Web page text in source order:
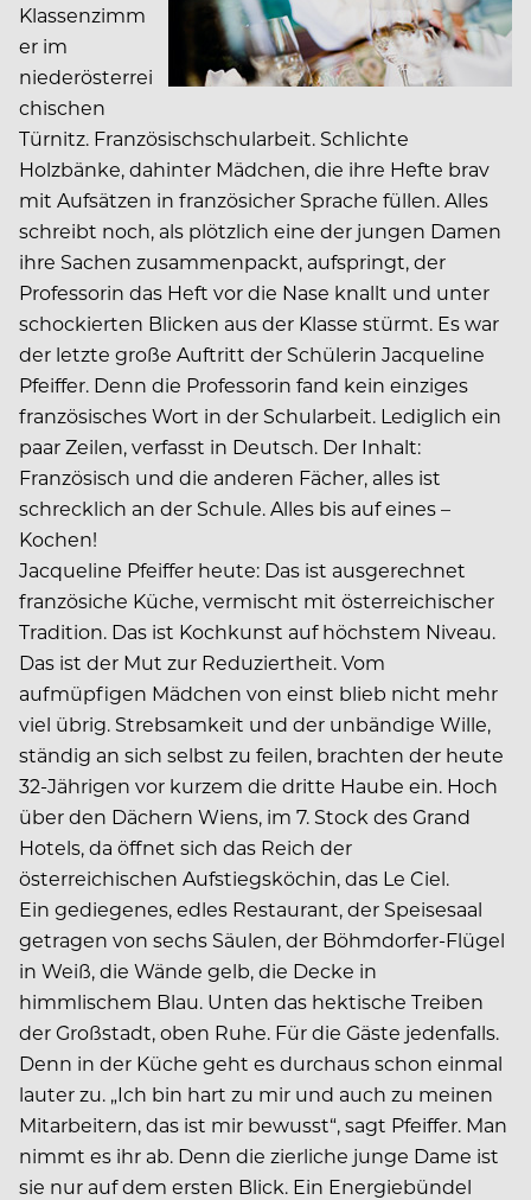
Klassenzimm
er im
niederösterrei
chischen
Türnitz. Französischschularbeit. Schlichte
Holzbänke, dahinter Mädchen, die ihre Hefte brav
mit Aufsätzen in französicher Sprache füllen. Alles
schreibt noch, als plötzlich eine der jungen Damen
ihre Sachen zusammenpackt, aufspringt, der
Professorin das Heft vor die Nase knallt und unter
schockierten Blicken aus der Klasse stürmt. Es war
der letzte große Auftritt der Schülerin Jacqueline
Pfeiffer. Denn die Professorin fand kein einziges
französisches Wort in der Schularbeit. Lediglich ein
paar Zeilen, verfasst in Deutsch. Der Inhalt:
Französisch und die anderen Fächer, alles ist
schrecklich an der Schule. Alles bis auf eines –
Kochen!
Jacqueline Pfeiffer heute: Das ist ausgerechnet
französiche Küche, vermischt mit österreichischer
Tradition. Das ist Kochkunst auf höchstem Niveau.
Das ist der Mut zur Reduziertheit. Vom
aufmüpfigen Mädchen von einst blieb nicht mehr
viel übrig. Strebsamkeit und der unbändige Wille,
ständig an sich selbst zu feilen, brachten der heute
32-Jährigen vor kurzem die dritte Haube ein. Hoch
über den Dächern Wiens, im 7. Stock des Grand
Hotels, da öffnet sich das Reich der
österreichischen Aufstiegsköchin, das Le Ciel.
Ein gediegenes, edles Restaurant, der Speisesaal
getragen von sechs Säulen, der Böhmdorfer-Flügel
in Weiß, die Wände gelb, die Decke in
himmlischem Blau. Unten das hektische Treiben
der Großstadt, oben Ruhe. Für die Gäste jedenfalls.
Denn in der Küche geht es durchaus schon einmal
lauter zu. „Ich bin hart zu mir und auch zu meinen
Mitarbeitern, das ist mir bewusst“, sagt Pfeiffer. Man
nimmt es ihr ab. Denn die zierliche junge Dame ist
sie nur auf dem ersten Blick. Ein Energiebündel